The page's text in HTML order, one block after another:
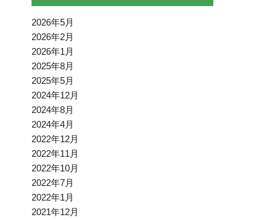
2026年5月
2026年2月
2026年1月
2025年8月
2025年5月
2024年12月
2024年8月
2024年4月
2022年12月
2022年11月
2022年10月
2022年7月
2022年1月
2021年12月